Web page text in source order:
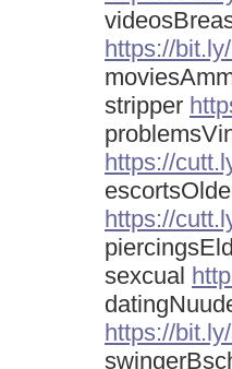
https://
stripper
https://
https://
sexcual
https://